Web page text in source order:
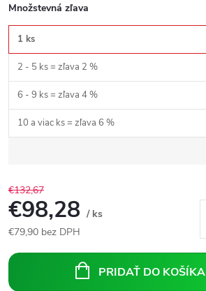
Množstevná zľava
1 ks
2 - 5 ks = zľava 2 %
6 - 9 ks = zľava 4 %
10 a viac ks = zľava 6 %
€132,67
€98,28 / ks
€79,90 bez DPH
cena:
PRIDAŤ DO KOŠÍKA